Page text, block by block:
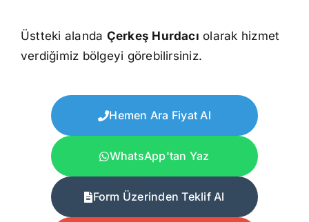
Üstteki alanda Çerkeş Hurdacı olarak hizmet
verdiğimiz bölgeyi görebilirsiniz.
Hemen Ara Fiyat Al
WhatsApp'tan Yaz
Form Üzerinden Teklif Al